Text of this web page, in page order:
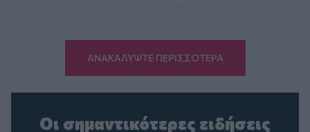
ΑΝΑΚΑΛΥΨΤΕ ΠΕΡΙΣΣΟΤΕΡΑ
Οι σημαντικότερες ειδήσεις